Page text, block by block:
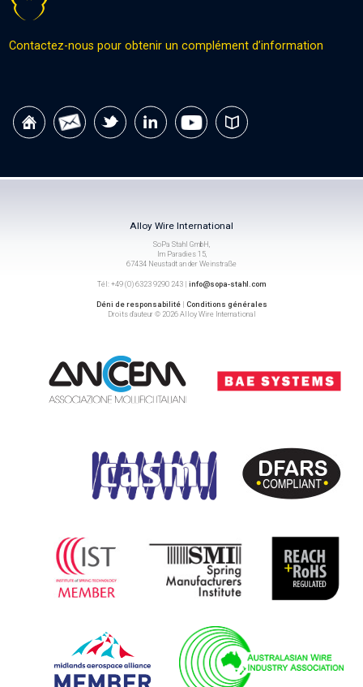
Contactez-nous pour obtenir un complément d’information
Alloy Wire International
SoPa Stahl GmbH,
Im Paradies 15,
67434 Neustadt an der Weinstraße
Tél: +49 (0) 6323 9290 243 | info@sopa-stahl.com
Déni de responsabilité| Conditions générales
Droits d’auteur © 2026 Alloy Wire International